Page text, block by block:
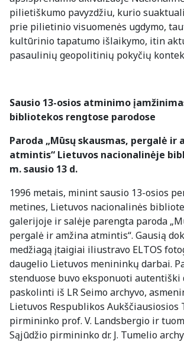
pilietiškumo pavyzdžiu, kurio
prie pilietinio visuomenės ugdymo,
kultūrinio tapatumo išlaikymo, itin
pasaulinių geopolitinių pokyčių
Sausio 13-osios atminimo
bibliotekos rengtose parodose
Paroda „Mūsų skausmas, pergalė ir
atmintis“ Lietuvos nacionalinėje
m. sausio 13 d.
1996 metais, minint sausio 13-osios
metines, Lietuvos nacionalinės
galerijoje ir salėje parengta paroda
pergalė ir amžina atmintis“. Gausią
medžiagą įtaigiai iliustravo ELTOS
daugelio Lietuvos menininkų darbai.
stenduose buvo eksponuoti autentiški
paskolinti iš LR Seimo archyvo,
Lietuvos Respublikos Aukščiausiosios
pirmininko prof. V. Landsbergio ir
Sąjūdžio pirmininko dr. J. Tumelio